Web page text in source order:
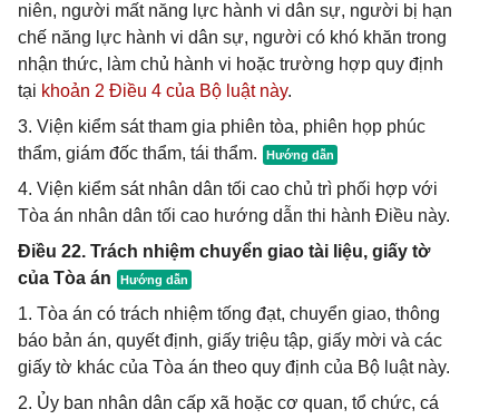
niên, người mất năng lực hành vi dân sự, người bị hạn
chế năng lực hành vi dân sự, người có khó khăn trong
nhận thức, làm chủ hành vi hoặc trường hợp quy định
tại khoản 2 Điều 4 của Bộ luật này.
3. Viện kiểm sát tham gia phiên tòa, phiên họp phúc
thẩm, giám đốc thẩm, tái thẩm.
4. Viện kiểm sát nhân dân tối cao chủ trì phối hợp với
Tòa án nhân dân tối cao hướng dẫn thi hành Điều này.
Điều 22. Trách nhiệm chuyển giao tài liệu, giấy tờ
của Tòa án
1. Tòa án có trách nhiệm tống đạt, chuyển giao, thông
báo bản án, quyết định, giấy triệu tập, giấy mời và các
giấy tờ khác của Tòa án theo quy định của Bộ luật này.
2. Ủy ban nhân dân cấp xã hoặc cơ quan, tổ chức, cá